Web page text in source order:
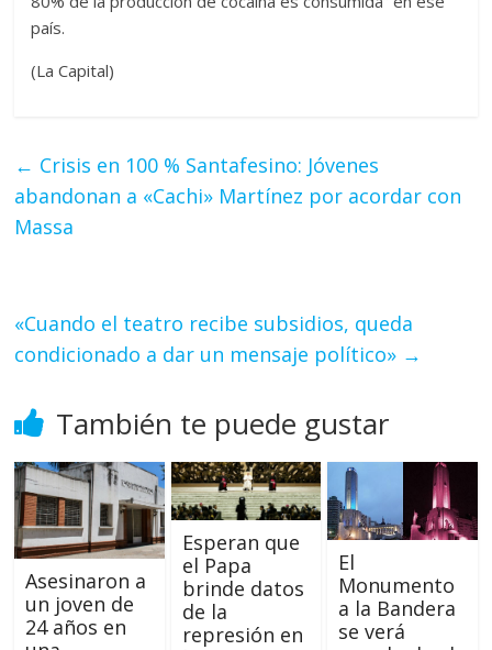
país.
(La Capital)
← Crisis en 100 % Santafesino: Jóvenes
abandonan a «Cachi» Martínez por acordar con
Massa
«Cuando el teatro recibe subsidios, queda
condicionado a dar un mensaje político» →
También te puede gustar
Asesinaron a
un joven de
24 años en
Esperan que
el Papa
brinde datos
de la
represión en
El
Monumento
a la Bandera
se verá